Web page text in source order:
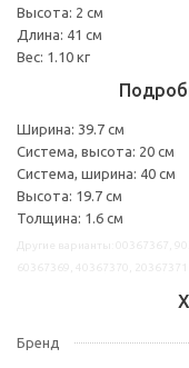
Высота: 2 см
Длина: 41 см
Вес: 1.10 кг
Ширина: 39.7 см
Система, высота: 20 см
Система, ширина: 40 см
Высота: 19.7 см
Толщина: 1.6 см
Бренд